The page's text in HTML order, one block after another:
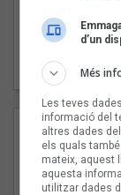
Pep
d’un
Més
Les teves
informació del
altres dades
els quals
mateix, aquest
aquesta
utilitzar dades